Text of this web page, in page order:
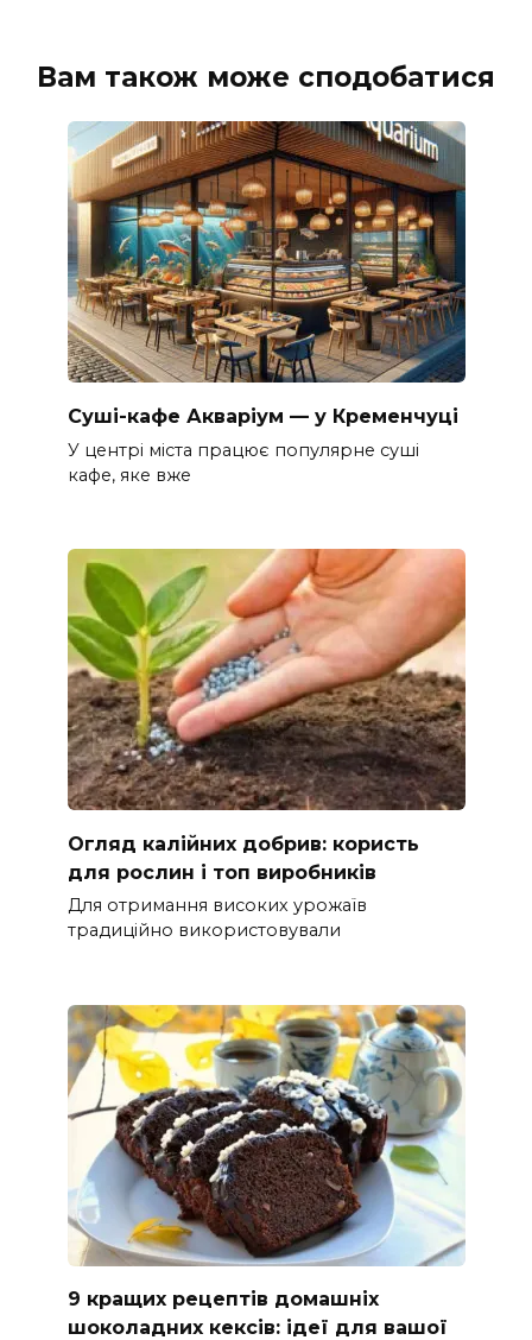
Вам також може сподобатися
Суші-кафе Акваріум — у Кременчуці
У центрі міста працює популярне суші
кафе, яке вже
Огляд калійних добрив: користь
для рослин і топ виробників
Для отримання високих урожаїв
традиційно використовували
9 кращих рецептів домашніх
шоколадних кексів: ідеї для вашої